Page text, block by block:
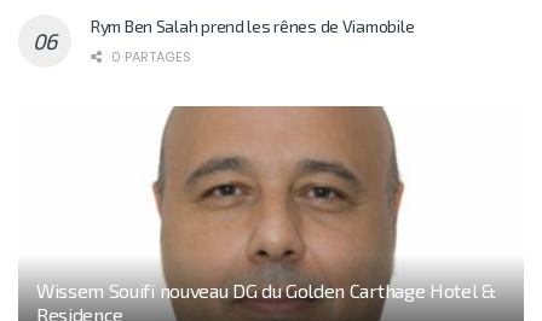
Rym Ben Salah prend les rênes de Viamobile
0 PARTAGES
Wissem Souifi nouveau DG du Golden Carthage Hotel &
Residence